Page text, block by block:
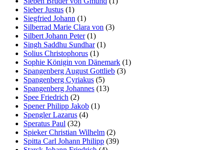
Sieber Justus (1)
Siegfried Johann (1)
Silberrad Marie Clara von (3)
Silbert Johann Peter(1)
Singh Saddhu Sundhar(1)
Solius Christophorus (1)
Sophie Königin von Dänemark (1)
Spangenberg August Gottlieb (3)
Spangenberg Cyriakus (5)
Spangenberg Johannes (13)
Spee Friedrich (2)
Spener Philipp Jakob (1)
Spengler Lazarus (4)
Speratus Paul (32)
Spieker Christian Wilhelm (2)
Spitta Carl Johann Philipp (39)